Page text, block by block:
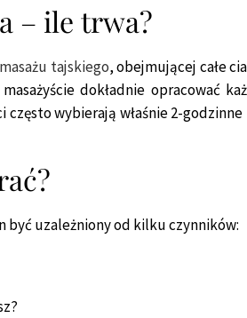
– ile trwa?
masażu tajskiego, obejmującej całe
dokładnie opracować
wybierają właśnie 2-
być uzależniony od kilku czynników: